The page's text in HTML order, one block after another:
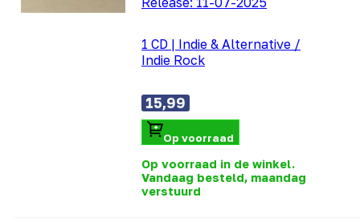
1 CD | Indie & Alternative /
Indie Rock
15,99
Op voorraad
Op voorraad in de winkel.
Vandaag besteld, maandag
verstuurd